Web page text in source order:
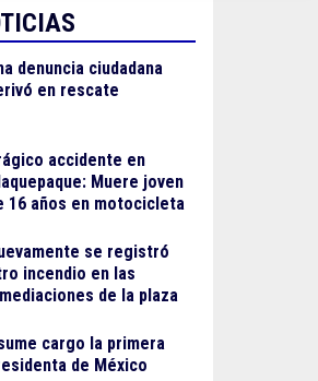
denuncia ciudadana
en rescate
accidente en
Muere joven
16 años en motocicleta
se registró
incendio en las
de la plaza
cargo la primera
de México